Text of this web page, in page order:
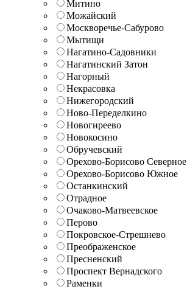
Митино
Можайский
Москворечье-Сабурово
Мытищи
Нагатино-Садовники
Нагатинский Затон
Нагорный
Некрасовка
Нижегородский
Ново-Переделкино
Новогиреево
Новокосино
Обручевский
Орехово-Борисово Северное
Орехово-Борисово Южное
Останкинский
Отрадное
Очаково-Матвеевское
Перово
Покровское-Стрешнево
Преображенское
Пресненский
Проспект Вернадского
Раменки